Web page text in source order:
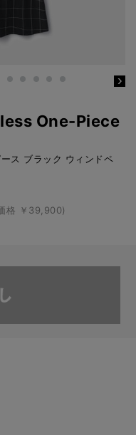
One-Piece
ス ブラック ウィンドペ
格 ￥39,900)